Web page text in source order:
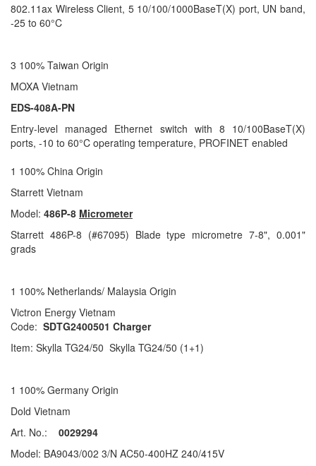
802.11ax Wireless Client, 5 10/100/1000BaseT(X) port, UN band,
-25 to 60°C
3 100% Taiwan Origin
MOXA Vietnam
EDS-408A-PN
Entry-level managed Ethernet switch with 8 10/100BaseT(X)
ports, -10 to 60°C operating temperature, PROFINET enabled
1 100% China Origin
Starrett Vietnam
Model: 486P-8 Micrometer
Starrett 486P-8 (#67095) Blade type micrometre 7-8", 0.001"
grads
1 100% Netherlands/ Malaysia Origin
Victron Energy Vietnam
Code: SDTG2400501 Charger
Item: Skylla TG24/50 Skylla TG24/50 (1+1)
1 100% Germany Origin
Dold Vietnam
Art. No.: 0029294
Model: BA9043/002 3/N AC50-400HZ 240/415V